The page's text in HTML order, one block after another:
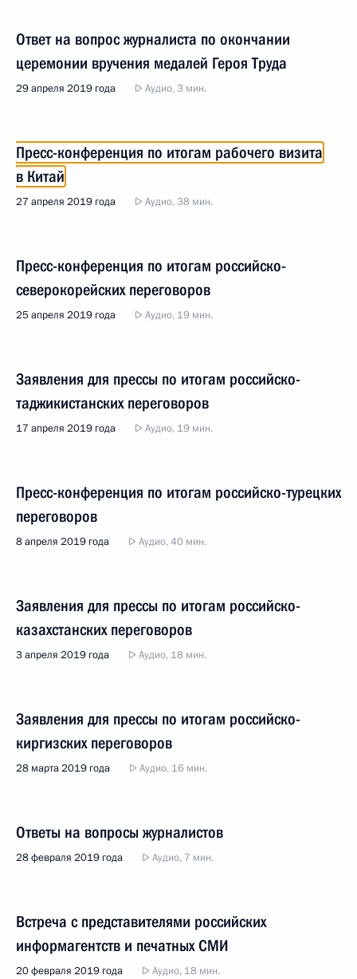
Ответ на вопрос журналиста по окончании
церемонии вручения медалей Героя Труда
29 апреля 2019 года Аудио, 3 мин.
Пресс-конференция по итогам рабочего визита
в Китай
27 апреля 2019 года Аудио, 38 мин.
Пресс-конференция по итогам российско-
северокорейских переговоров
25 апреля 2019 года Аудио, 19 мин.
Заявления для прессы по итогам российско-
таджикистанских переговоров
17 апреля 2019 года Аудио, 19 мин.
Пресс-конференция по итогам российско-турецких
переговоров
8 апреля 2019 года Аудио, 40 мин.
Заявления для прессы по итогам российско-
казахстанских переговоров
3 апреля 2019 года Аудио, 18 мин.
Заявления для прессы по итогам российско-
киргизских переговоров
28 марта 2019 года Аудио, 16 мин.
Ответы на вопросы журналистов
28 февраля 2019 года Аудио, 7 мин.
Встреча с представителями российских
информагентств и печатных СМИ
20 февраля 2019 года Аудио, 18 мин.